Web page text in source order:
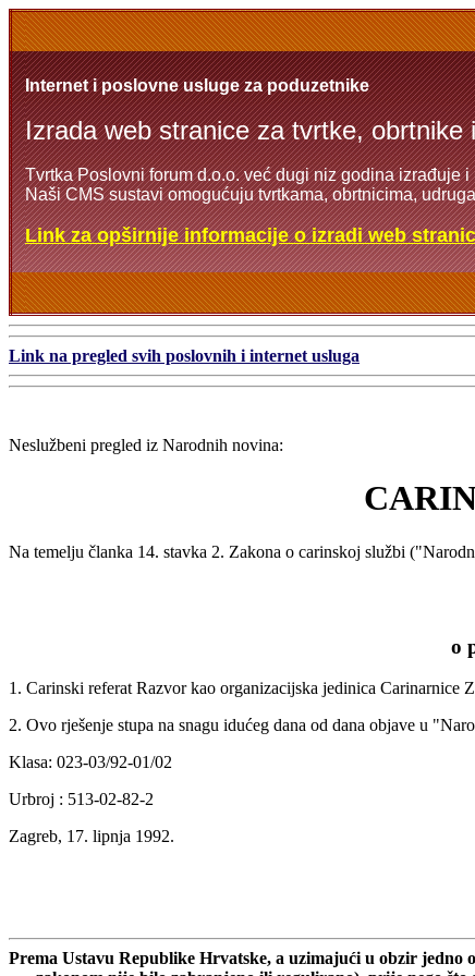
Internet i poslovne usluge za poduzetnike
Izrada web stranice za tvrtke, obrtnike
Tvrtka Poslovni forum d.o.o. već dugi niz godina izrađuje
Naši CMS sustavi omogućuju tvrtkama, obrtnicima,
Link za opširnije informacije o izradi web
Link na pregled svih poslovnih i internet usluga
Neslužbeni pregled iz Narodnih novina:
Na temelju članka 14. stavka 2. Zakona o carinskoj službi
o
1. Carinski referat Razvor kao organizacijska jedinica Carinarnice
2. Ovo rješenje stupa na snagu idućeg dana od dana objave u
Klasa: 023-03/92-01/02
Urbroj : 513-02-82-2
Zagreb, 17. lipnja 1992.
Prema Ustavu Republike Hrvatske, a uzimajući u obzir jedno